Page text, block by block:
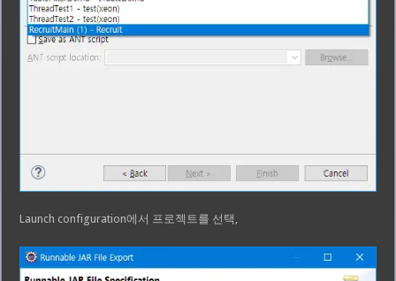
Launch configuration에서 프로젝트를 선택,